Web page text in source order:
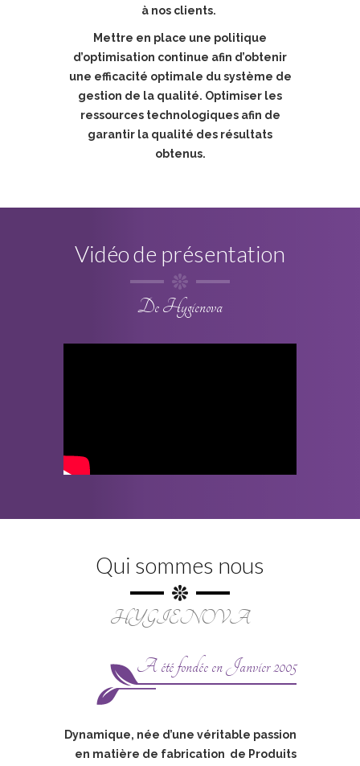
à nos clients.
Mettre en place une politique
d’optimisation continue afin d’obtenir
une efficacité optimale du système de
gestion de la qualité. Optimiser les
ressources technologiques afin de
garantir la qualité des résultats
obtenus.
Vidéo de présentation
De Hygienova
Qui sommes nous
HYGIENOVA
A été fondée en Janvier 2005
Dynamique, née d’une véritable passion
en matière de fabrication de Produits